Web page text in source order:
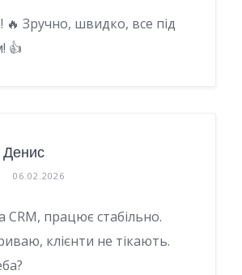
🔥 Зручно, швидко, все під
👍
Денис
06.02.2026
працює стабільно.
клієнти не тікають.